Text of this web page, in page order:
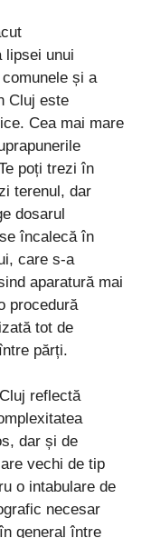
lipsei unui
și a
Cluj este
Cea mai mare
poți trezi în
terenul, dar
dosarul
încalecă în
care s-a
aparatură mai
procedură
tot de
părți.
reflectă
dar și de
vechi de tip
o intabulare de
necesar
general între